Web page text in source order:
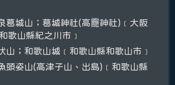
葛城山；葛城神社(高龗神社)﹝大阪
歌山縣紀之川市﹞
山；和歌山城﹝和歌山縣和歌山市﹞
頭姿山(高津子山、出島)﹝和歌山縣